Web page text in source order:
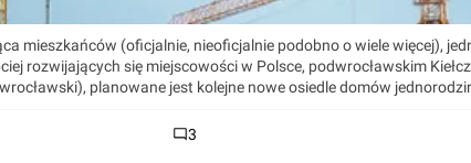
mieszkańców (oficjalnie, nieoficjalnie podobno o wiele więcej),
rozwijających się miejscowości w Polsce, podwrocławskim
planowane jest kolejne nowe osiedle domów
3